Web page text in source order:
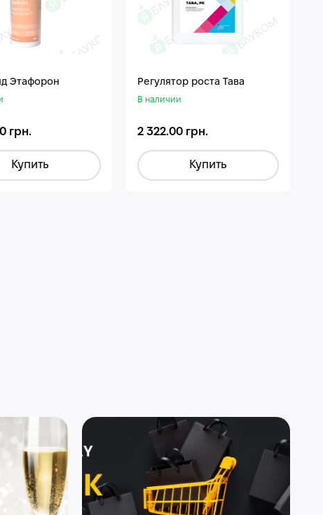
Этафорон
грн.
Купить
Регулятор роста Тава
В наличии
2 322.00 грн.
Купить